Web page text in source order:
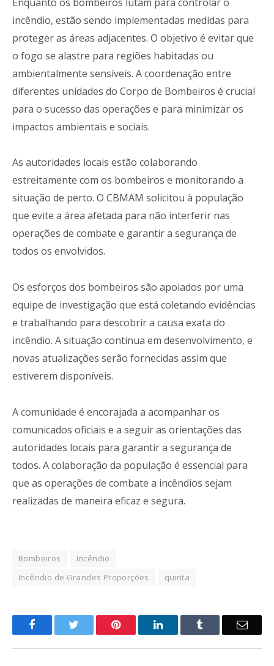
incêndio, estão sendo implementadas medidas para
proteger as áreas adjacentes. O objetivo é evitar que
o fogo se alastre para regiões habitadas ou
ambientalmente sensíveis. A coordenação entre
diferentes unidades do Corpo de Bombeiros é crucial
para o sucesso das operações e para minimizar os
impactos ambientais e sociais.
As autoridades locais estão colaborando
estreitamente com os bombeiros e monitorando a
situação de perto. O CBMAM solicitou à população
que evite a área afetada para não interferir nas
operações de combate e garantir a segurança de
todos os envolvidos.
Os esforços dos bombeiros são apoiados por uma
equipe de investigação que está coletando evidências
e trabalhando para descobrir a causa exata do
incêndio. A situação continua em desenvolvimento, e
novas atualizações serão fornecidas assim que
estiverem disponíveis.
A comunidade é encorajada a acompanhar os
comunicados oficiais e a seguir as orientações das
autoridades locais para garantir a segurança de
todos. A colaboração da população é essencial para
que as operações de combate a incêndios sejam
realizadas de maneira eficaz e segura.
Bombeiros
Incêndio
Incêndio de Grandes Proporções
quinta
o
Pinterest LinkedIn
E-